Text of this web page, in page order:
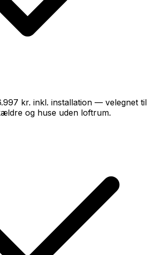
kr. inkl. installation — velegnet til
og huse uden loftrum.